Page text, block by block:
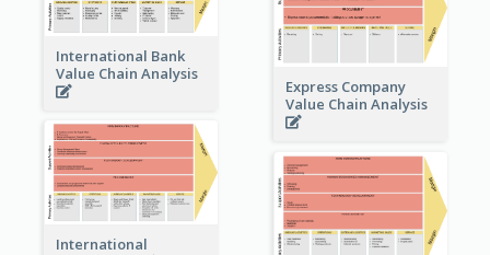
International Bank
Value Chain Analysis
Express Company
Value Chain Analysis
International